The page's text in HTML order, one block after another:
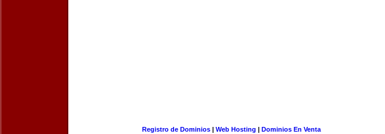
Registro de Dominios| Web Hosting | Dominios En Venta